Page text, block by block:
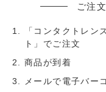
ご注
「コンタクトレン
ト」でご注文
商品が到着
メールで電子バー